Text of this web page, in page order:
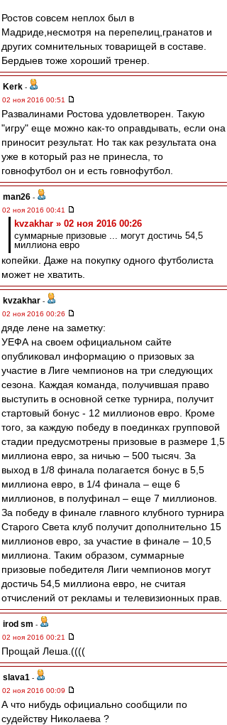
Ростов совсем неплох был в
Мадриде,несмотря на перепелиц,гранатов и
других сомнительных товарищей в составе.
Бердыев тоже хороший тренер.
Kerk -
02 ноя 2016 00:51
Развалинами Ростова удовлетворен. Такую
"игру" еще можно как-то оправдывать, если она
приносит результат. Но так как результата она
уже в который раз не принесла, то
говнофутбол он и есть говнофутбол.
man26 -
02 ноя 2016 00:41
kvzakhar » 02 ноя 2016 00:26
суммарные призовые ... могут достичь 54,5
миллиона евро
копейки. Даже на покупку одного футболиста
может не хватить.
kvzakhar -
02 ноя 2016 00:26
дяде лене на заметку:
УЕФА на своем официальном сайте
опубликовал информацию о призовых за
участие в Лиге чемпионов на три следующих
сезона. Каждая команда, получившая право
выступить в основной сетке турнира, получит
стартовый бонус - 12 миллионов евро. Кроме
того, за каждую победу в поединках групповой
стадии предусмотрены призовые в размере 1,5
миллиона евро, за ничью – 500 тысяч. За
выход в 1/8 финала полагается бонус в 5,5
миллиона евро, в 1/4 финала – еще 6
миллионов, в полуфинал – еще 7 миллионов.
За победу в финале главного клубного турнира
Старого Света клуб получит дополнительно 15
миллионов евро, за участие в финале – 10,5
миллиона. Таким образом, суммарные
призовые победителя Лиги чемпионов могут
достичь 54,5 миллиона евро, не считая
отчислений от рекламы и телевизионных прав.
irod sm -
02 ноя 2016 00:21
Прощай Леша.((((
slava1 -
02 ноя 2016 00:09
А что нибудь официально сообщили по
судейству Николаева ?